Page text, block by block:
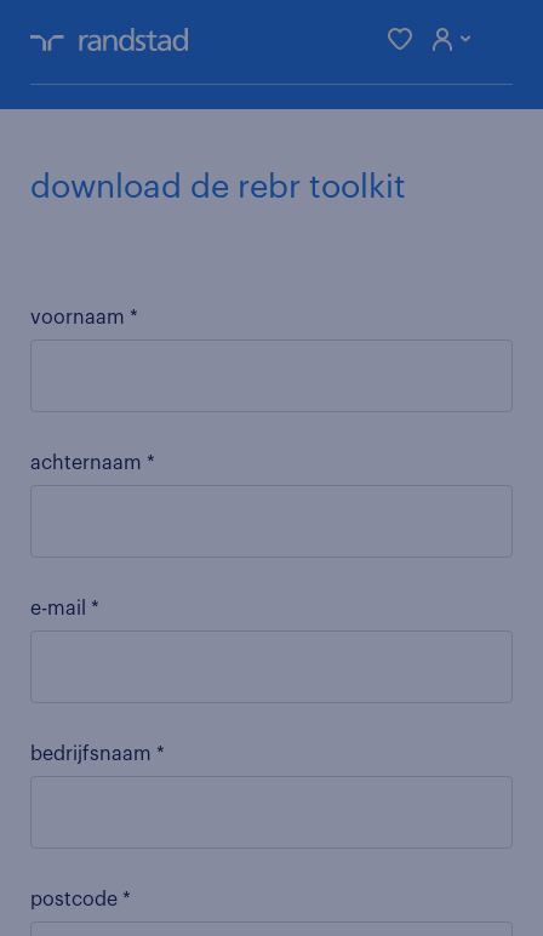
download de rebr toolkit
voornaam *
achternaam *
e-mail *
bedrijfsnaam *
postcode *